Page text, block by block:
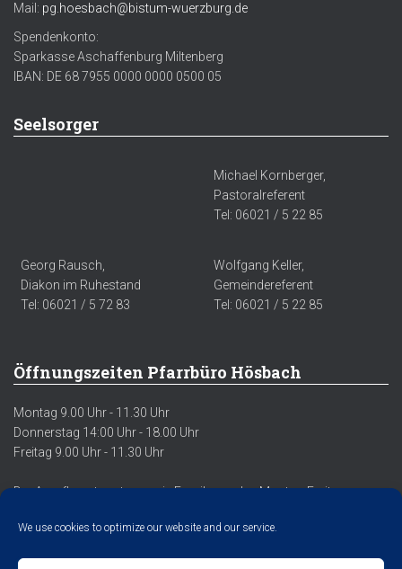
We use cookies to optimize our website and our service.
Mail: pg.hoesbach@bistum-wuerzburg.de
Spendenkonto:
Sparkasse Aschaffenburg Miltenberg
IBAN: DE 68 7955 0000 0000 0500 05
Seelsorger
Michael Kornberger,
Pastoralreferent
Tel: 06021 / 5 22 85
Georg Rausch,
Diakon im Ruhestand
Tel: 06021 / 5 72 83
Wolfgang Keller,
Gemeindereferent
Tel: 06021 / 5 22 85
Öffnungszeiten Pfarrbüro Hösbach
Montag 9.00 Uhr - 11.30 Uhr
Donnerstag 14:00 Uhr - 18.00 Uhr
Freitag 9.00 Uhr - 11.30 Uhr
Der Anrufbeantworter sowie Emails werden Montag-Freitag